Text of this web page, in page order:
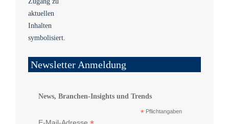
Newsletter Anmeldung
News, Branchen-Insights und Trends
* Pflichtangaben
E-Mail-Adresse